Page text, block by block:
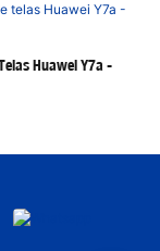
Huawei Y7a -